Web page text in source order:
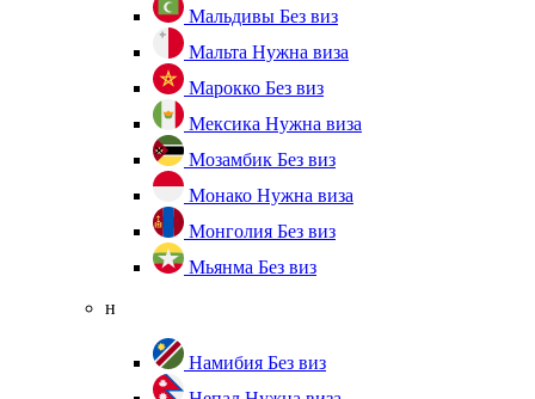
Мальдивы Без виз
Мальта Нужна виза
Марокко Без виз
Мексика Нужна виза
Мозамбик Без виз
Монако Нужна виза
Монголия Без виз
Мьянма Без виз
н
Намибия Без виз